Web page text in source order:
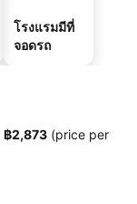
โรงแรมมีที่
จอดรถ
‎฿2,873 (price per